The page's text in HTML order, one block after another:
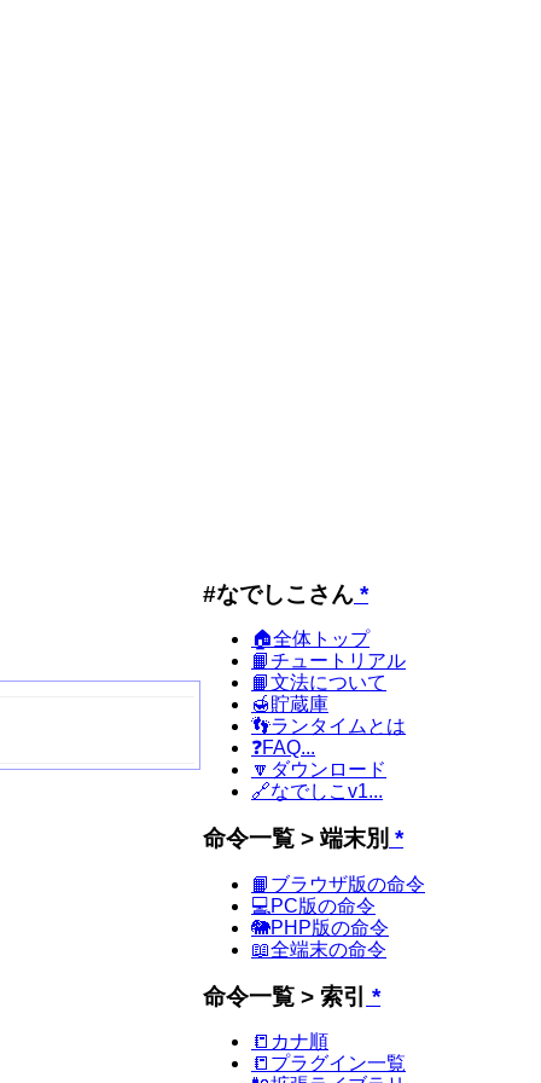
#なでしこさん *
🏠全体トップ
📙チュートリアル
📙文法について
🍯貯蔵庫
👣ランタイムとは
❓FAQ...
🔽ダウンロード
🔗なでしこv1...
命令一覧 > 端末別 *
📙ブラウザ版の命令
💻PC版の命令
🐘PHP版の命令
📖全端末の命令
命令一覧 > 索引 *
📒カナ順
📒プラグイン一覧